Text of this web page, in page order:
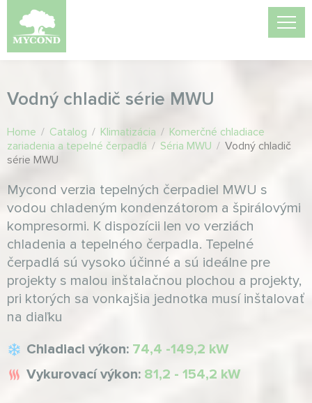
Vodný chladič série MWU
Home / Catalog / Klimatizácia / Komerčné chladiace
zariadenia a tepelné čerpadlá / Séria MWU / Vodný chladič
série MWU
Mycond verzia tepelných čerpadiel MWU s
vodou chladeným kondenzátorom a špirálovými
kompresormi. K dispozícii len vo verziách
chladenia a tepelného čerpadla. Tepelné
čerpadlá sú vysoko účinné a sú ideálne pre
projekty s malou inštalačnou plochou a projekty,
pri ktorých sa vonkajšia jednotka musí inštalovať
na diaľku
Chladiaci výkon: 74,4 -149,2 kW
Vykurovací výkon: 81,2 - 154,2 kW